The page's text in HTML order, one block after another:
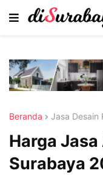
Beranda Jasa Desain
Harga
Surabaya